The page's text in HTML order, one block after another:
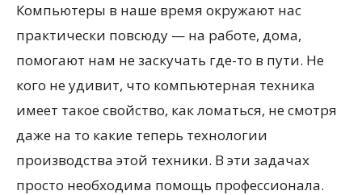
Компьютеры в наше время окружают нас
практически повсюду — на работе, дома,
помогают нам не заскучать где-то в пути. Не
кого не удивит, что компьютерная техника
имеет такое свойство, как ломаться, не смотря
даже на то какие теперь технологии
производства этой техники. В эти задачах
просто необходима помощь профессионала.